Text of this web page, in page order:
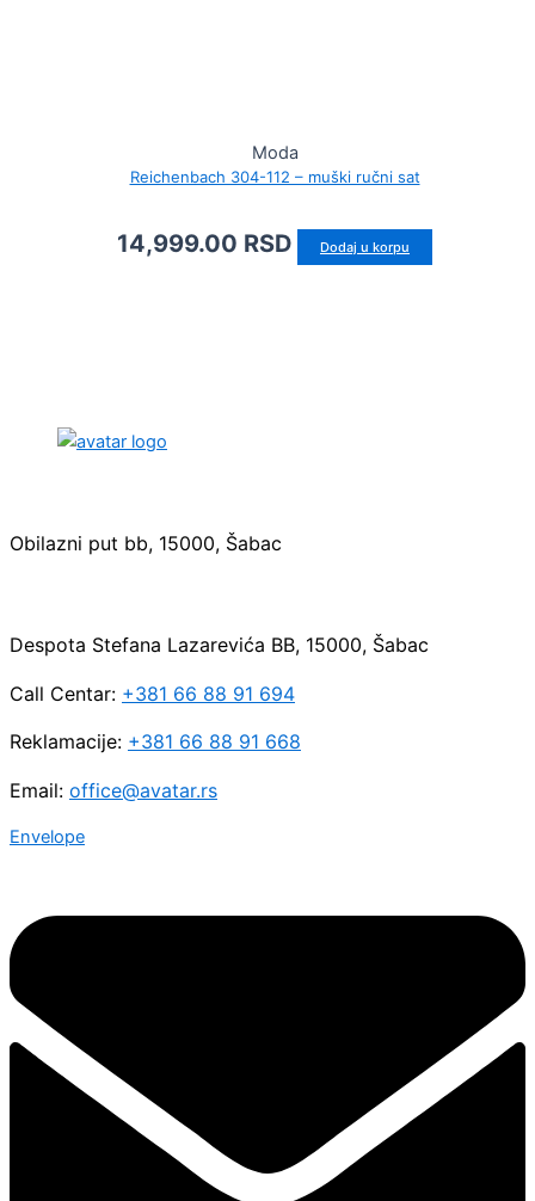
Moda
Reichenbach 304-112 – muški ručni sat
14,999.00 RSD Dodaj u korpu
Obilazni put bb, 15000, Šabac
Despota Stefana Lazarevića BB, 15000, Šabac
Call Centar: +381 66 88 91 694
Reklamacije: +381 66 88 91 668
Email: office@avatar.rs
Envelope